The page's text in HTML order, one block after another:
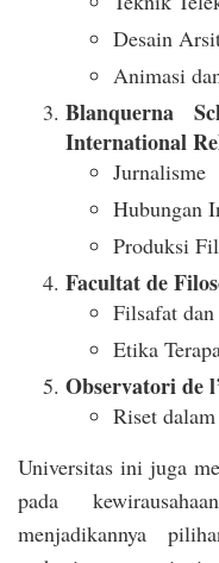
Desain
Animasi
Blanquerna
International
Jurnalisme
Hubungan
Produksi
Facultat de
Filsafat
Etika
Observatori de
Riset
Universitas ini juga
pada
menjadikannya